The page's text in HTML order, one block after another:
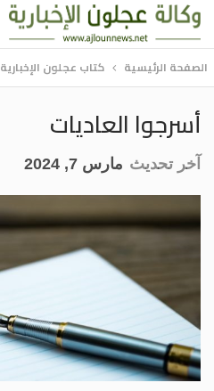
الصفحة الرئيسية كتاب عجلون الإخبارية
أسرجوا العاديات
آخر تحديث مارس 7, 2024